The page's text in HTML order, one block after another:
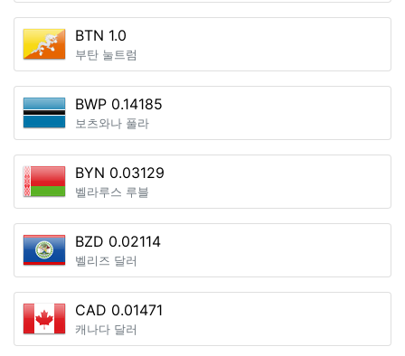
BTN 1.0
부탄 눌트럼
BWP 0.14185
보츠와나 풀라
BYN 0.03129
벨라루스 루블
BZD 0.02114
벨리즈 달러
CAD 0.01471
캐나다 달러